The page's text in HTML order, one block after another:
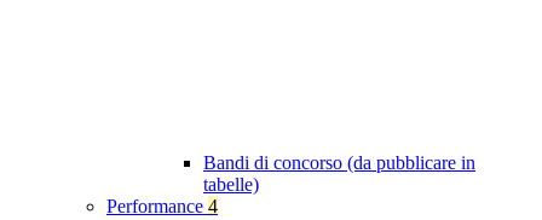
Bandi di concorso (da pubblicare in
tabelle)
Performance 4